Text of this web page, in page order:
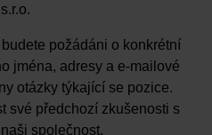
požádáni o konkrétní
jména, adresy a e-mailové
otázky týkající se pozice.
své předchozí zkušenosti s
společnost.